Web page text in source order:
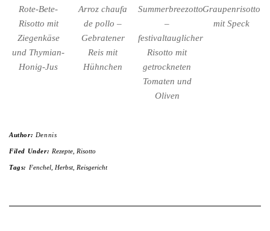
Rote-Bete-
Risotto mit
Ziegenkäse
und Thymian-
Honig-Jus
Arroz chaufa
de pollo –
Gebratener
Reis mit
Hühnchen
Summerbreezotto
–
festivaltauglicher
Risotto mit
getrockneten
Tomaten und
Oliven
Graupenrisotto
mit Speck
Author: Dennis
Filed Under: Rezepte, Risotto
Tags: Fenchel, Herbst, Reisgericht